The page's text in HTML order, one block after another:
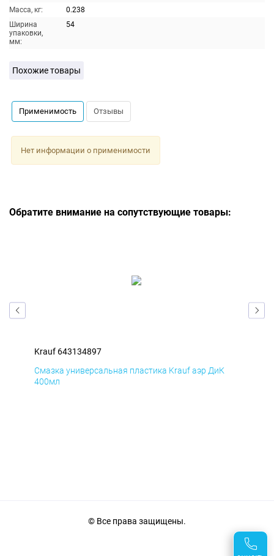
Масса, кг:
0.238
Ширина
упаковки,
мм:
54
Похожие товары
Применимость Отзывы
Нет информации о применимости
Обратите внимание на сопутствующие товары:
Krauf 643134897
Смазка универсальная пластика Krauf аэр ДиК
400мл
© Все права защищены.